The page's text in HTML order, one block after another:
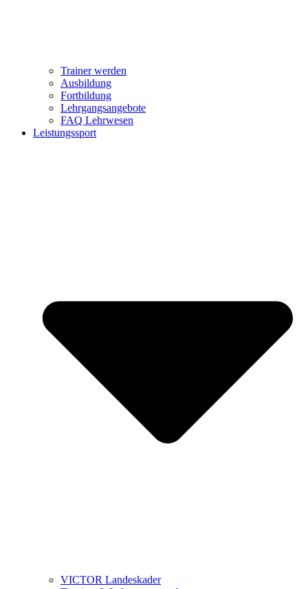
Trainer werden
Ausbildung
Fortbildung
Lehrgangsangebote
FAQ Lehrwesen
Leistungssport
VICTOR Landeskader